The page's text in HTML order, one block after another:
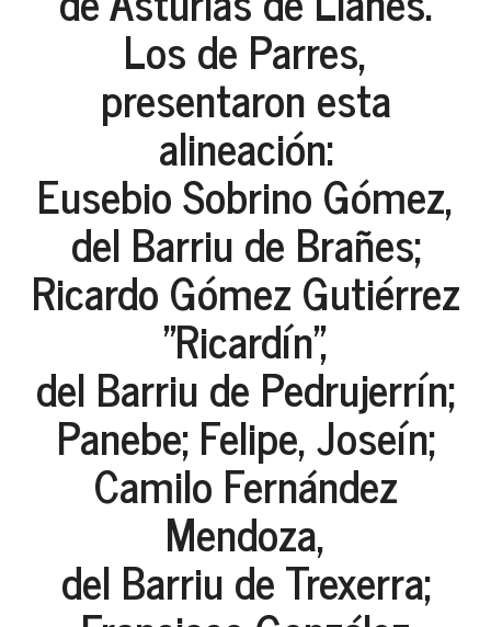
Los de Parres,
presentaron esta
alineación:
Eusebio Sobrino Gómez,
del Barriu de Brañes;
Ricardo Gómez Gutiérrez
"Ricardín",
del Barriu de Pedrujerrín;
Panebe; Felipe, Joseín;
Camilo Fernández
Mendoza,
del Barriu de Trexerra;